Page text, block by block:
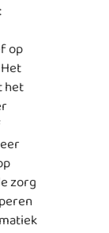
:
op
het
zorg